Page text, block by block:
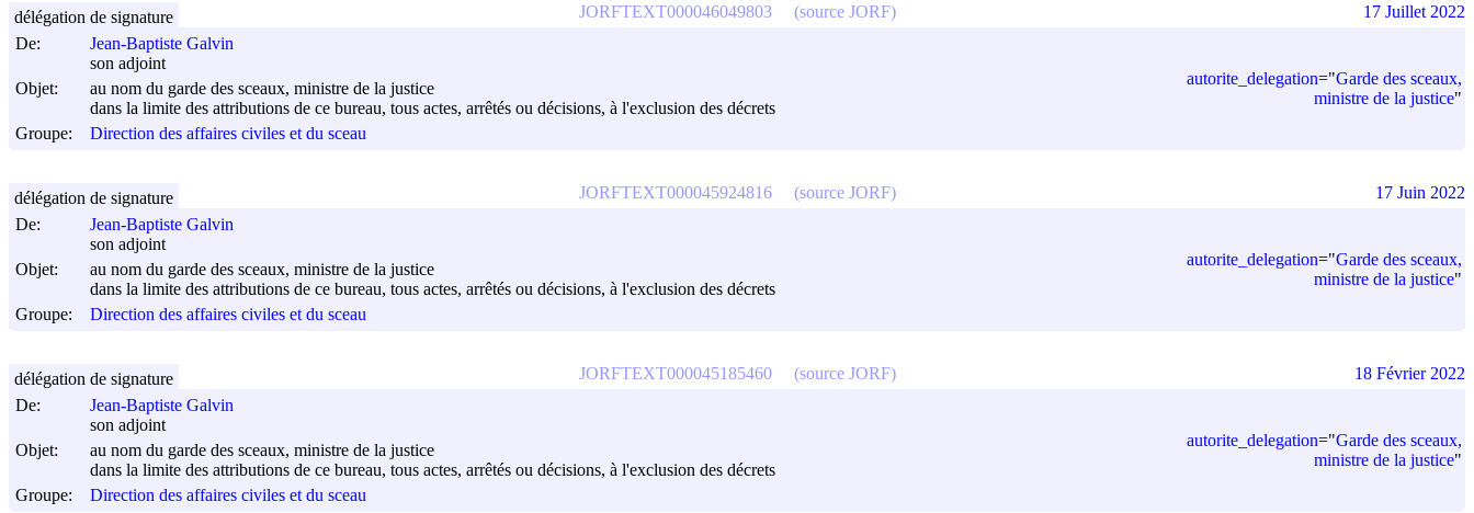
De:
Jean-Baptiste Galvin
son adjoint
Objet:
au nom du garde des sceaux, ministre de la justice
dans la limite des attributions de ce bureau, tous actes, arrêtés ou décisions, à l'exclusion des décrets
Groupe:
Direction des affaires civiles et du sceau
autorite_delegation="Garde des sceaux,
ministre de la justice"
JORFTEXT000046049803 (source JORF)
délégation de signature 17 Juillet 2022
De:
Jean-Baptiste Galvin
son adjoint
Objet:
au nom du garde des sceaux, ministre de la justice
dans la limite des attributions de ce bureau, tous actes, arrêtés ou décisions, à l'exclusion des décrets
Groupe:
Direction des affaires civiles et du sceau
autorite_delegation="Garde des sceaux,
ministre de la justice"
JORFTEXT000045924816 (source JORF)
délégation de signature 17 Juin 2022
De:
Jean-Baptiste Galvin
son adjoint
Objet:
au nom du garde des sceaux, ministre de la justice
dans la limite des attributions de ce bureau, tous actes, arrêtés ou décisions, à l'exclusion des décrets
Groupe:
Direction des affaires civiles et du sceau
autorite_delegation="Garde des sceaux,
ministre de la justice"
JORFTEXT000045185460 (source JORF)
délégation de signature 18 Février 2022